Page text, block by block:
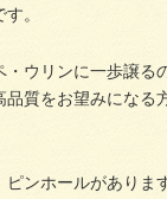
。
・ウリンに一歩譲る
品質をお望みになる
ンホールがありま